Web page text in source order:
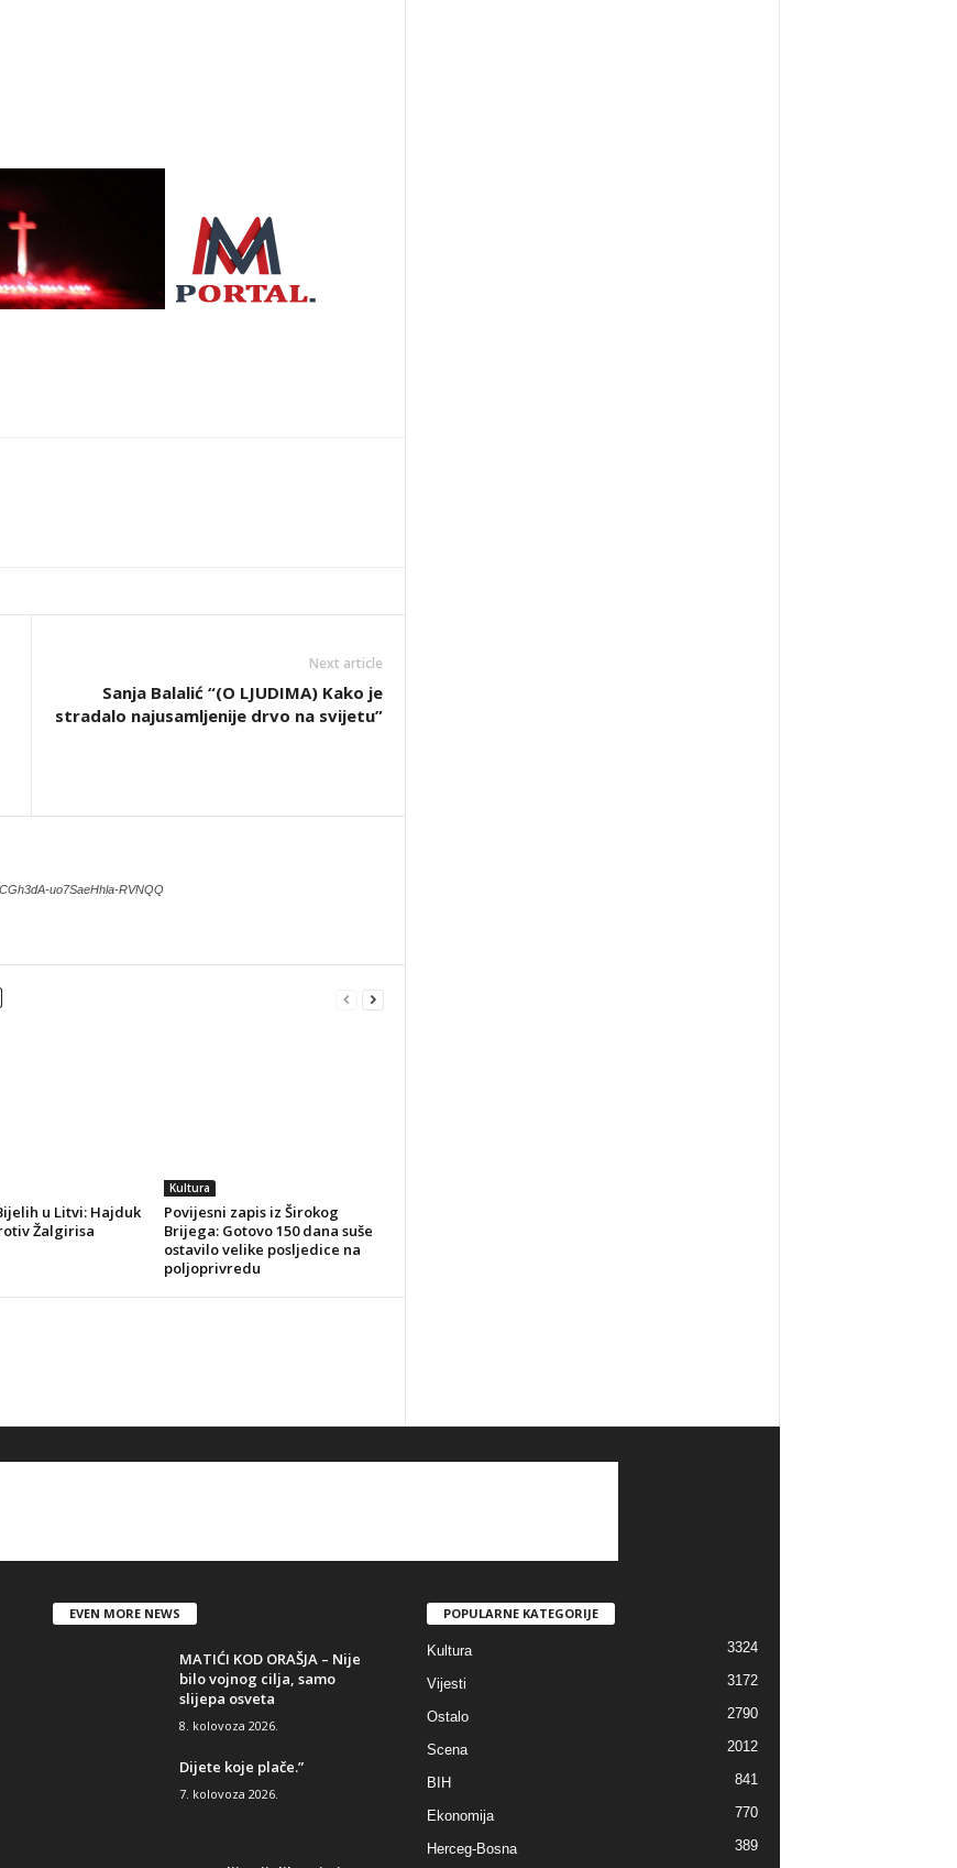
Next article
Sanja Balalić “(O LJUDIMA) Kako je
stradalo najusamljenije drvo na svijetu”
uo7SaeHhla-RVNQQ
u Litvi: Hajduk
Žalgirisa
Kultura
Povijesni zapis iz Širokog
Brijega: Gotovo 150 dana suše
ostavilo velike posljedice na
poljoprivredu
EVEN MORE NEWS
MATIĆI KOD ORAŠJA – Nije
bilo vojnog cilja, samo
slijepa osveta
8. kolovoza 2026.
Dijete koje plače.”
7. kolovoza 2026.
POPULARNE KATEGORIJE
Kultura 3324
Vijesti 3172
Ostalo 2790
Scena 2012
BIH 841
Ekonomija 770
Herceg-Bosna 389